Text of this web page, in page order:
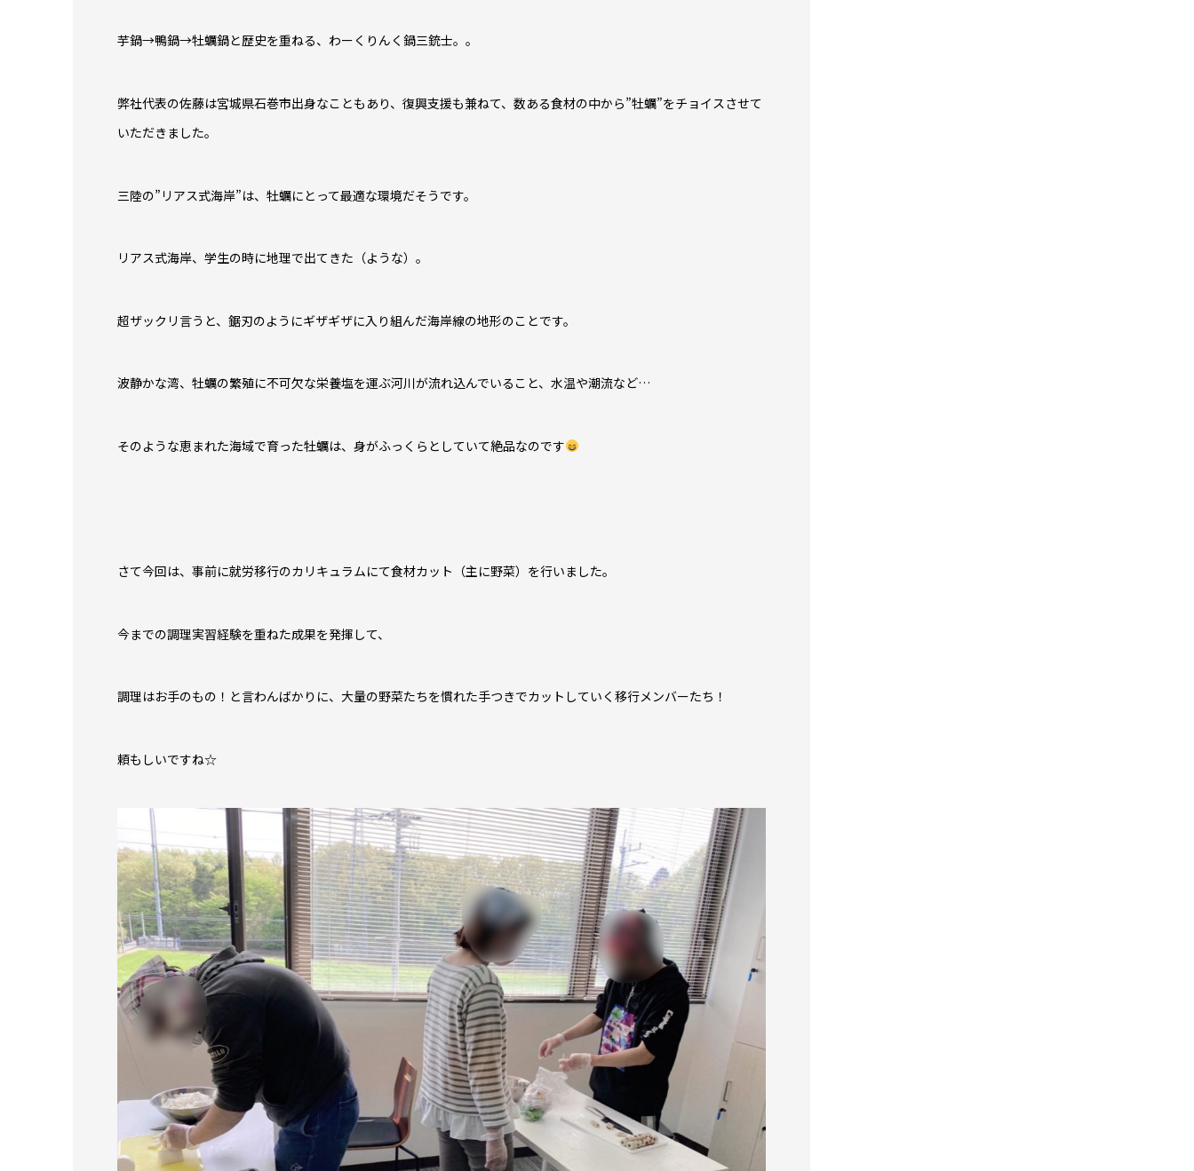
芋鍋→鴨鍋→牡蠣鍋と歴史を重ねる、わーくりんく鍋三銃士。。
弊社代表の佐藤は宮城県石巻市出身なこともあり、復興支援も兼ねて、数ある食材の中から”牡蠣”をチョイスさせて
いただきました。
三陸の”リアス式海岸”は、牡蠣にとって最適な環境だそうです。
リアス式海岸、学生の時に地理で出てきた（ような）。
超ザックリ言うと、鋸刃のようにギザギザに入り組んだ海岸線の地形のことです。
波静かな湾、牡蠣の繁殖に不可欠な栄養塩を運ぶ河川が流れ込んでいること、水温や潮流など…
そのような恵まれた海域で育った牡蠣は、身がふっくらとしていて絶品なのです
さて今回は、事前に就労移行のカリキュラムにて食材カット（主に野菜）を行いました。
今までの調理実習経験を重ねた成果を発揮して、
調理はお手のもの！と言わんばかりに、大量の野菜たちを慣れた手つきでカットしていく移行メンバーたち！
頼もしいですね☆